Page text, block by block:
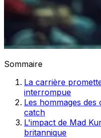
Sommaire
La carrière
interrompue
Les hommages
catch
L'impact de Mad
britannique